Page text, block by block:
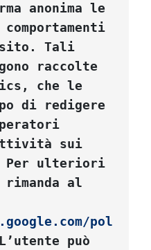
anonima le
Tali
raccolte
che le
di redigere
sui
Per ulteriori
al
pol
può